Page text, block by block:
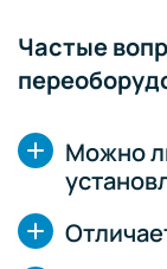
Частые
Можно